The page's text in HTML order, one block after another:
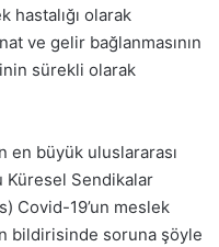
hastalığı olarak
ve gelir bağlanmasının
sürekli olarak
en büyük uluslararası
Sendikalar
Covid-19’un meslek
bildirisinde soruna şöyle